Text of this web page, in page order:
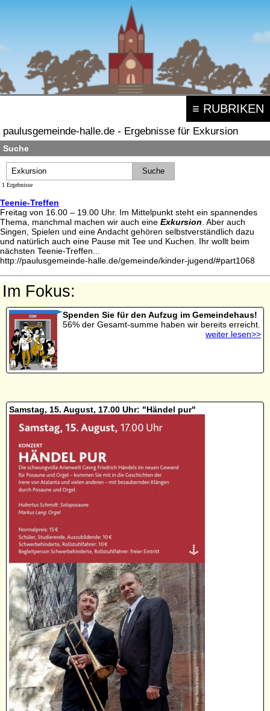
≡ RUBRIKEN
paulusgemeinde-halle.de - Ergebnisse für Exkursion
Suche
1 Ergebnisse
Teenie-Treffen
Freitag von 16.00 – 19.00 Uhr. Im Mittelpunkt steht ein spannendes
Thema, manchmal machen wir auch eine Exkursion . Aber auch
Singen, Spielen und eine Andacht gehören selbstverständlich dazu
und natürlich auch eine Pause mit Tee und Kuchen. Ihr wollt beim
nächsten Teenie-Treffen...
http://paulusgemeinde-halle.de/gemeinde/kinder-jugend/#part1068
Im Fokus:
Spenden Sie für den Aufzug im Gemeindehaus!
56% der Gesamt-summe haben wir bereits erreicht.
weiter lesen>>
Samstag, 15. August, 17.00 Uhr: "Händel pur"